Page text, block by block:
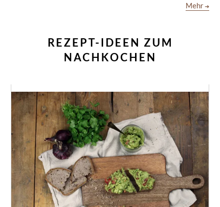
Mehr ➔
REZEPT-IDEEN ZUM
NACHKOCHEN